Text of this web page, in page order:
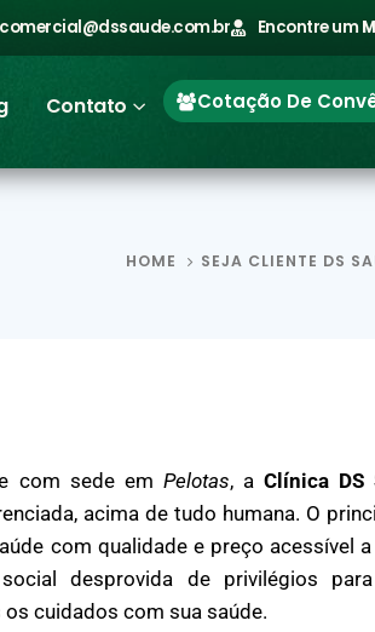
comercial@dssaude.com.br Encontre um
Contato Cotação De
HOME SEJA CLIENTE DS
com sede em Pelotas, a Clínica DS
acima de tudo humana. O
com qualidade e preço acessível
desprovida de privilégios
cuidados com sua saúde.